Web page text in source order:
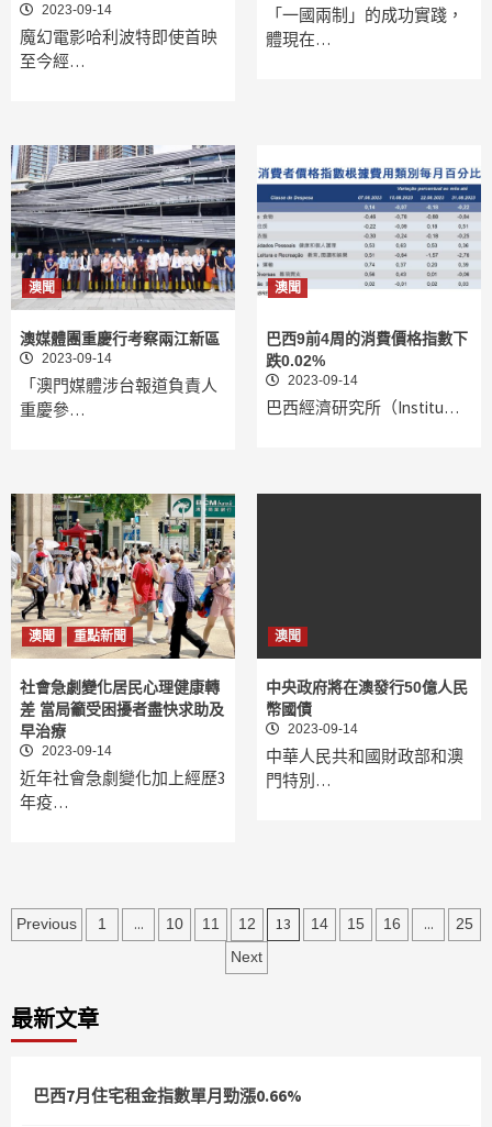
2023-09-14
魔幻電影哈利波特即使首映
至今經…
「一國兩制」的成功實踐，
體現在…
澳聞
澳媒體團重慶行考察兩江新區
2023-09-14
「澳門媒體涉台報道負責人
重慶參…
澳聞
巴西9前4周的消費價格指數下
跌0.02%
2023-09-14
巴西經濟研究所（Institu…
澳聞 重點新聞
社會急劇變化居民心理健康轉
差 當局籲受困擾者盡快求助及
早治療
2023-09-14
近年社會急劇變化加上經歷3
年疫…
澳聞
中央政府將在澳發行50億人民
幣國債
2023-09-14
中華人民共和國財政部和澳
門特別…
文
分
頁
Previous 1 ... 10 11 12 13 14 15 16 ...
25
Next
最新文章
巴西7月住宅租金指數單月勁漲0.66%